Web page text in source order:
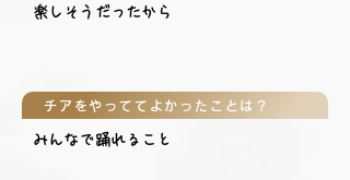
楽しそうだったから
チアをやっててよかったことは？
みんなで踊れること